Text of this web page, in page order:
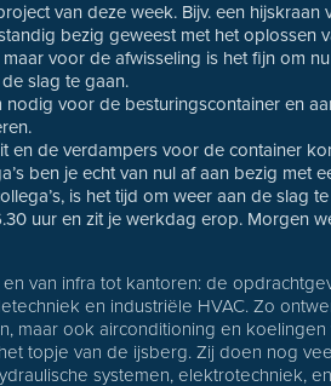
van deze week. Bijv. een hijskraan
bezig geweest met het oplossen
voor de afwisseling is het fijn om
slag te gaan.
nodig voor de besturingscontainer en
en de verdampers voor de container
ben je echt van nul af aan bezig met
is het tijd om weer aan de slag
uur en zit je werkdag erop. Morgen
van infra tot kantoren: de
en industriële HVAC. Zo
maar ook airconditioning en
topje van de ijsberg. Zij doen nog
systemen, elektrotechniek,